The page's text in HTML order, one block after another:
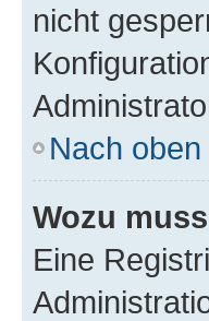
nicht
Nach oben
Wozu
Eine